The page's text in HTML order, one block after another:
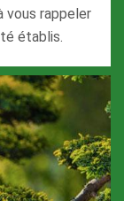
vous rappeler
établis.